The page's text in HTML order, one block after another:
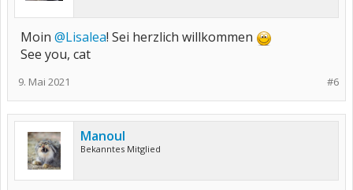
Moin @Lisalea! Sei herzlich willkommen
See you, cat
#6
9. Mai 2021
Manoul
Bekanntes Mitglied